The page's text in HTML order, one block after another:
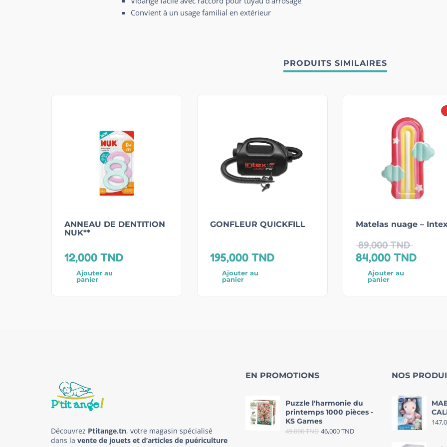
Convient à un usage familial en extérieur
PRODUITS SIMILAIRES
ANNEAU DE DENTITION
NUK**
12,000 TND
Ajouter au
panier
GONFLEUR QUICKFILL
195,000 TND
Ajouter au
panier
Matelas nuage –
89,000TND
84,000 TND
Ajouter au
panier
Découvrez Ptitange.tn, votre magasin spécialisé
dans la vente de jouets et d’articles de puériculture
EN PROMOTIONS
Puzzle l'harmonie du
printemps 1000 pièces -
KS Games
49,000TND 46,000TND
NOS